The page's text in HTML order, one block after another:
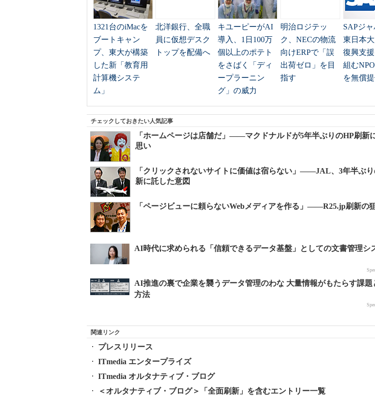
1321台のiMacを
ブートキャン
プ、東大が構築
した新「教育用
計算機システ
ム」
北洋銀行、全職
員に仮想デスク
トップを配備へ
キユーピーがAI
導入、1日100万
個以上のポテト
をさばく「ディ
ープラーニン
グ」の威力
明治ロジテッ
ク、NECの物流
向けERPで「誤
出荷ゼロ」を目
指す
SAPジャ
東日本
復興支
組む
を無償
チェックしておきたい人気記事
「ホームページは店舗だ」――マクドナルドが5年半ぶりのHP刷新
思い
「クリックされないサイトに価値は宿らない」――JAL、3年半ぶり
新に託した意図
「ページビューに頼らないWebメディアを作る」――R25.jp刷新の
関連リンク
プレスリリース
ITmedia エンタープライズ
ITmedia オルタナティブ・ブログ
＜オルタナティブ・ブログ＞「全面刷新」を含むエントリー一覧